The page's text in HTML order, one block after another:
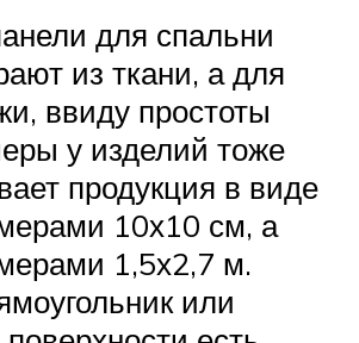
для спальни
из ткани, а для
ввиду простоты
у изделий тоже
продукция в виде
10х10 см, а
1,5х2,7 м.
или